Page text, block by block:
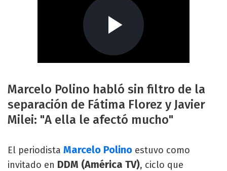
Marcelo Polino habló sin filtro de la
separación de Fátima Florez y Javier
Milei: "A ella le afectó mucho"
El periodista Marcelo Polino estuvo como
invitado en DDM (América TV), ciclo que